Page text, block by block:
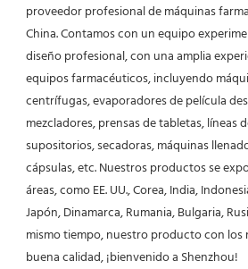
proveedor profesional de máquinas
China. Contamos con un equipo
diseño profesional, con una amplia
equipos farmacéuticos, incluyendo
centrífugas, evaporadores de película
mezcladores, prensas de tabletas, líneas
supositorios, secadoras, máquinas
cápsulas, etc. Nuestros productos se
áreas, como EE. UU., Corea, India,
Japón, Dinamarca, Rumania, Bulgaria,
mismo tiempo, nuestro producto con los
buena calidad, ¡bienvenido a Shenzhou!